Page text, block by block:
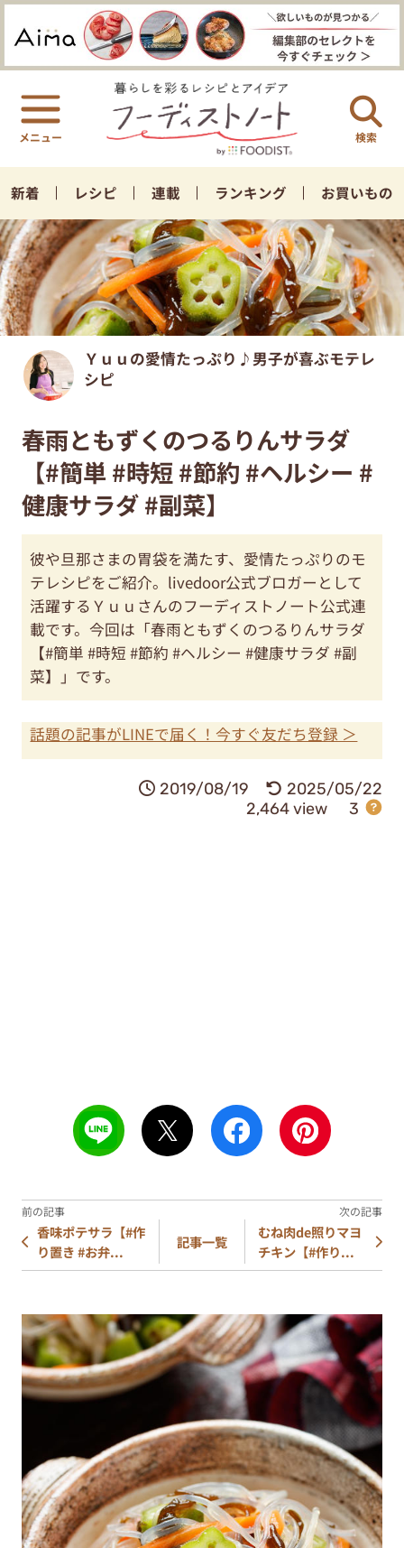
検索
新着 レシピ 連載 ランキング お買いもの
Ｙｕｕの愛情たっぷり♪男子が喜ぶモテレ
シピ
春雨ともずくのつるりんサラダ
【#簡単 #時短 #節約 #ヘルシー #
健康サラダ #副菜】
彼や旦那さまの胃袋を満たす、愛情たっぷりのモ
テレシピをご紹介。livedoor公式ブロガーとして
活躍するＹｕｕさんのフーディストノート公式連
載です。今回は「春雨ともずくのつるりんサラダ
【#簡単 #時短 #節約 #ヘルシー #健康サラダ #副
菜】」です。
話題の記事がLINEで届く！今すぐ友だち登録 ＞
2019/08/19
2025/05/22
2,464 view
3
香味ポテサラ【#作
り置き #お弁...
記事一覧
むね肉de照りマヨ
チキン【#作り...